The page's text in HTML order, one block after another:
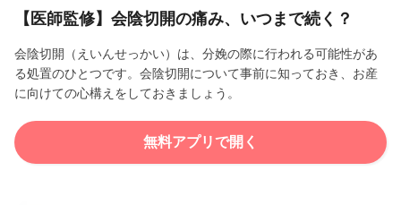
【医師監修】会陰切開の痛み、いつまで続く？
会陰切開（えいんせっかい）は、分娩の際に行われる可能性があ
る処置のひとつです。会陰切開について事前に知っておき、お産
に向けての心構えをしておきましょう。
無料アプリで開く